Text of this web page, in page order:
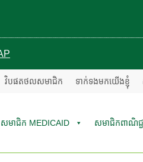
វិបផតថលសមាជិក ទាក់ទងមកយើងខ្ញុំ
សមាជិក MEDICAID សមាជិកពាណិជ្ជ